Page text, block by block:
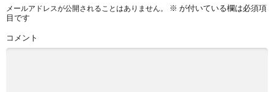
メールアドレスが公開されることはありません。 ※ が付いている欄は必須項
目です
コメント